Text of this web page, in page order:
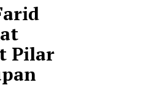
Pilar